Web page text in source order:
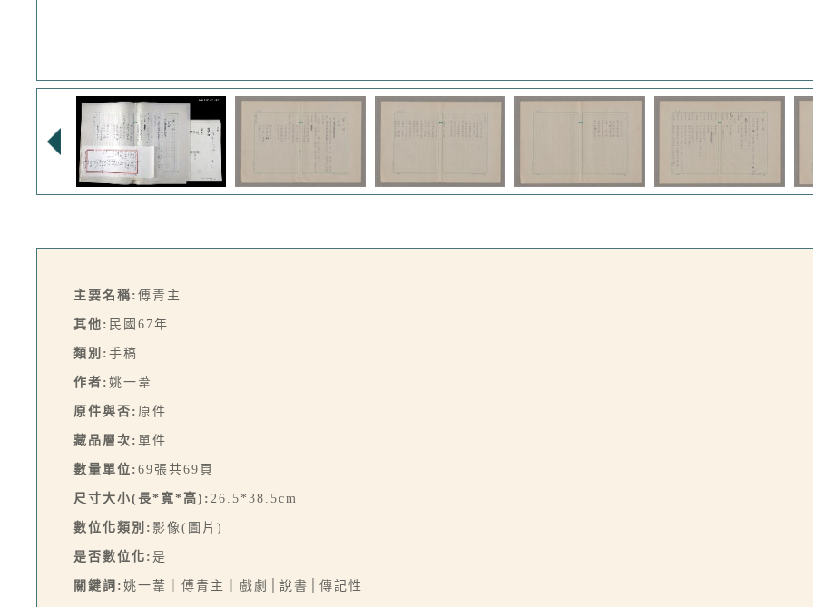
主要名稱: 傅青主
其他: 民國67年
類別: 手稿
作者: 姚一葦
原件與否: 原件
藏品層次: 單件
數量單位: 69張共69頁
尺寸大小(長*寬*高): 26.5*38.5cm
數位化類別: 影像(圖片)
是否數位化: 是
關鍵詞: 姚一葦｜傅青主｜戲劇│說書│傳記性